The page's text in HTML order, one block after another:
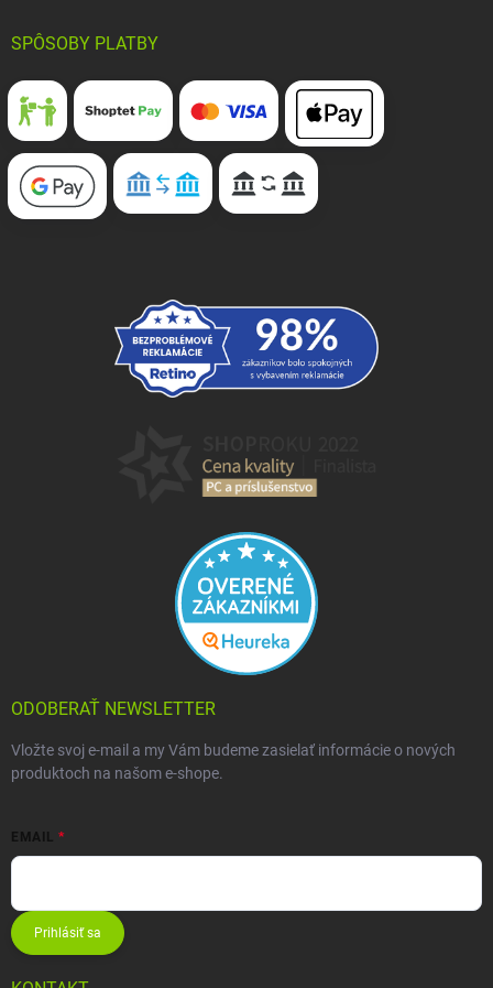
SPÔSOBY PLATBY
ODOBERAŤ NEWSLETTER
Vložte svoj e-mail a my Vám budeme zasielať informácie o nových
produktoch na našom e-shope.
EMAIL
Prihlásiť sa